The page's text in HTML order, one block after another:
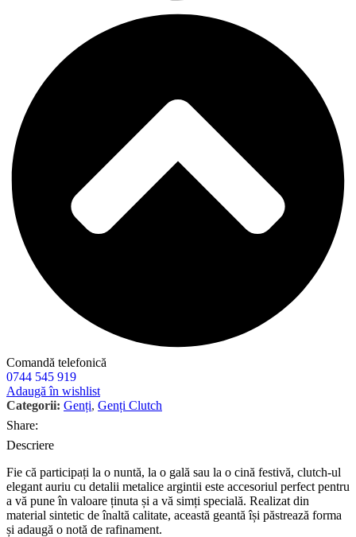
Comandă telefonică
0744 545 919
Adaugă în wishlist
Categorii: Genți, Genți Clutch
Share:
Descriere
Fie că participați la o nuntă, la o gală sau la o cină festivă, clutch-ul
elegant auriu cu detalii metalice argintii este accesoriul perfect pentru
a vă pune în valoare ținuta și a vă simți specială. Realizat din
material sintetic de înaltă calitate, această geantă își păstrează forma
și adaugă o notă de rafinament.